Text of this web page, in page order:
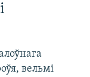
вельмі